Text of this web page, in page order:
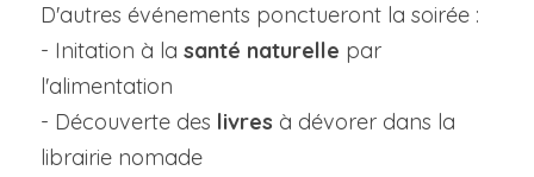
D'autres événements ponctueront la soirée :
- Initation à la santé naturelle par
l'alimentation
- Découverte des livres à dévorer dans la
librairie nomade